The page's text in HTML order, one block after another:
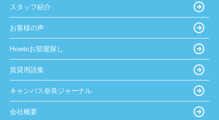
スタッフ紹介
お客様の声
Howtoお部屋探し
賃貸用語集
キャンパス奈良ジャーナル
会社概要